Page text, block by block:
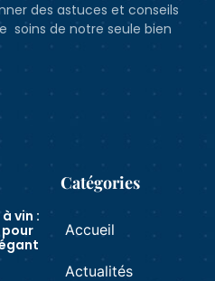
des astuces et conseils
soins de notre seule bien
vin :
pour
Catégories
Accueil
Actualités